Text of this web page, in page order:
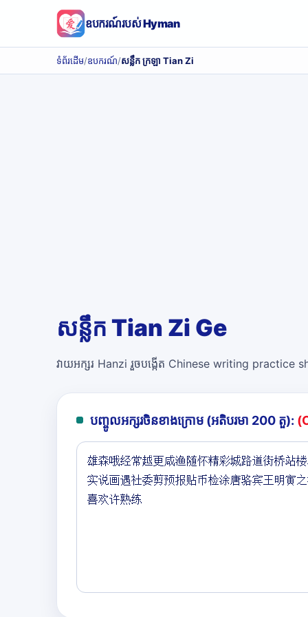
ឧបករណ៍របស់ Hyman
ទំព័រដើម/ឧបករណ៍/សន្លឹក ក្រឡា Tian Zi
សន្លឹក Tian Zi Ge
វាយអក្សរ Hanzi រួចបង្កើត Chinese writing practice
បញ្ចូលអក្សរចិនខាងក្រោម (អតិបរមា 200 តួ):